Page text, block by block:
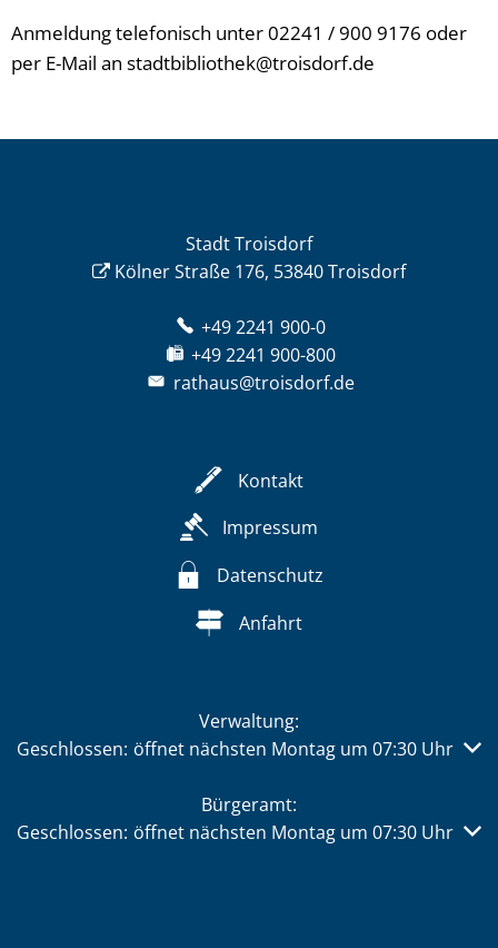
Anmeldung telefonisch unter 02241 / 900 9176 oder
per E-Mail an stadtbibliothek@troisdorf.de
Stadt Troisdorf
Kölner Straße 176, 53840 Troisdorf
+49 2241 900-0
+49 2241 900-800
rathaus@troisdorf.de
Kontakt
Impressum
Datenschutz
Anfahrt
Verwaltung:
Klicken, um weitere Öffnungs- oder Schließzeiten
Geschlossen: öffnet nächsten Montag um 07:30 Uhr
Bürgeramt:
Klicken, um weitere Öffnungs- oder Schließzeiten
Geschlossen: öffnet nächsten Montag um 07:30 Uhr